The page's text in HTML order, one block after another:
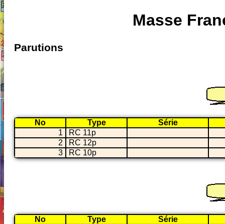
Masse
Parutions
No Type
Série
1
RC 11p
2
RC 12p
3
RC 10p
No Type
Série